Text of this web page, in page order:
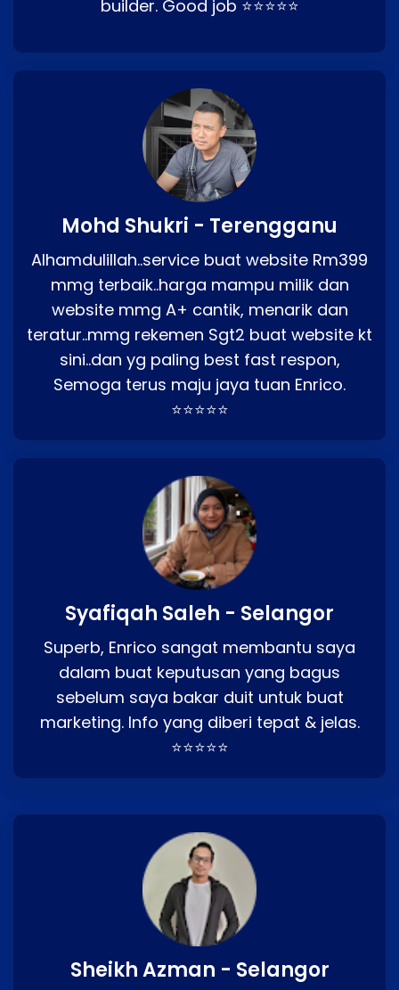
builder. Good job ⭐⭐⭐⭐⭐
Mohd Shukri - Terengganu
Alhamdulillah..service buat website Rm399
mmg terbaik..harga mampu milik dan
website mmg A+ cantik, menarik dan
teratur..mmg rekemen Sgt2 buat website kt
sini..dan yg paling best fast respon,
Semoga terus maju jaya tuan Enrico.
⭐⭐⭐⭐⭐
Syafiqah Saleh - Selangor
Superb, Enrico sangat membantu saya
dalam buat keputusan yang bagus
sebelum saya bakar duit untuk buat
marketing. Info yang diberi tepat & jelas.
⭐⭐⭐⭐⭐
Sheikh Azman - Selangor